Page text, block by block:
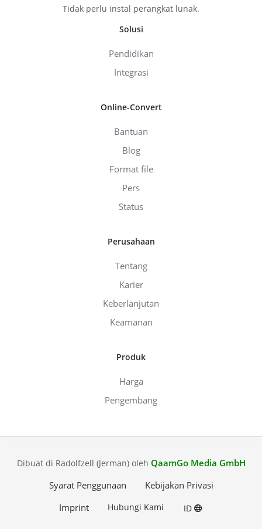
Tidak perlu instal perangkat lunak.
Solusi
Pendidikan
Integrasi
Online-Convert
Bantuan
Blog
Format file
Pers
Status
Perusahaan
Tentang
Karier
Keberlanjutan
Keamanan
Produk
Harga
Pengembang
Dibuat di Radolfzell (Jerman) oleh QaamGo Media GmbH
Syarat Penggunaan
Kebijakan Privasi
Imprint
Hubungi Kami ID